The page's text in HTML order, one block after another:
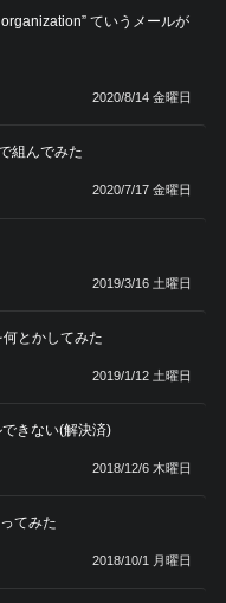
ていうメールが
2020/8/14 金曜日
組んでみた
2020/7/17 金曜日
2019/3/16 土曜日
とかしてみた
2019/1/12 土曜日
きない(解決済)
2018/12/6 木曜日
てみた
2018/10/1 月曜日